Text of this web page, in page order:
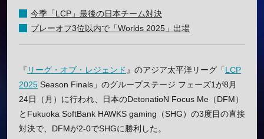
今季「LCP」最後の日本チーム対決
プレーオフ3位以内で「Worlds 2025」出場
『 リーグ・オブ・レジェンド 』のアジア太平洋リーグ「LCP
2025 Season Finals」のグループステージ フェーズ1が8月
24日（月）に行われ、日本のDetonatioN Focus Me（DFM）
とFukuoka SoftBank HAWKS gaming（SHG）の3度目の直接
対決で、DFMが2-0でSHGに勝利した。